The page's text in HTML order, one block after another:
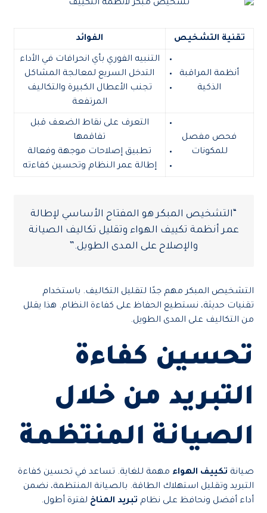
تقنية التشخيص الفوائد
أنظمة المراقبة
الذكية
التنبيه الفوري بأي انحرافات في الأداء
التدخل السريع لمعالجة المشاكل
تجنب الأعطال الكبيرة والتكاليف
المرتفعة
فحص مفصل
للمكونات
التعرف على نقاط الضعف قبل
تفاقمها
تطبيق إصلاحات موجهة وفعالة
إطالة عمر النظام وتحسين كفاءته
“التشخيص المبكر هو المفتاح الأساسي لإطالة
عمر أنظمة تكييف الهواء وتقليل تكاليف الصيانة
والإصلاح على المدى الطويل.”
التشخيص المبكر مهم جدًا لتقليل التكاليف. باستخدام
تقنيات حديثة، نستطيع الحفاظ على كفاءة النظام. هذا يقلل
من التكاليف على المدى الطويل.
تحسين كفاءة
التبريد من خلال
الصيانة المنتظمة
صيانة تكييف الهواء مهمة للغاية. تساعد في تحسين كفاءة
التبريد وتقليل استهلاك الطاقة. بالصيانة المنتظمة، نضمن
أداء أفضل ونحافظ على نظام تبريد المناخ لفترة أطول.